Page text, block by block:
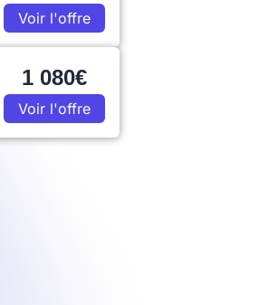
Voir l'offre
1 080€
Voir l'offre